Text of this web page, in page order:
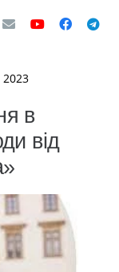
2023
в
від